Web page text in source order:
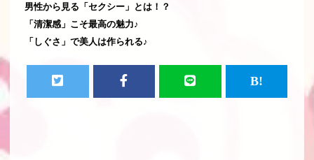
男性から見る「セクシー」とは！？
「清潔感」こそ最高の魅力♪
「しぐさ」で美人は作られる♪